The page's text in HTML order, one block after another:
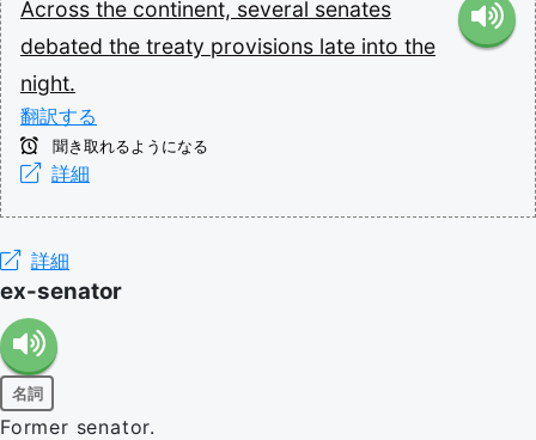
Across the continent, several senates
debated the treaty provisions late into the
night.
翻訳する
聞き取れるようになる
詳細
詳細
ex-senator
名詞
Former senator.